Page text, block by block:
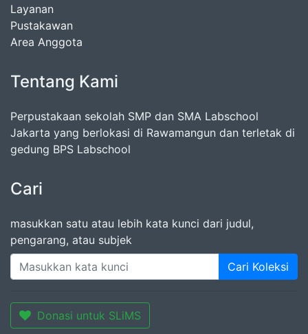
Layanan
Pustakawan
Area Anggota
Tentang Kami
Perpustakaan sekolah SMP dan SMA Labschool
Jakarta yang berlokasi di Rawamangun dan terletak di
gedung BPS Labschool
Cari
masukkan satu atau lebih kata kunci dari judul,
pengarang, atau subjek
Cari Koleksi
Donasi untuk SLiMS